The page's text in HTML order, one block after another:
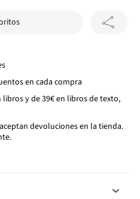
en cada compra
y de 39€ en libros de texto,
devoluciones en la tienda.